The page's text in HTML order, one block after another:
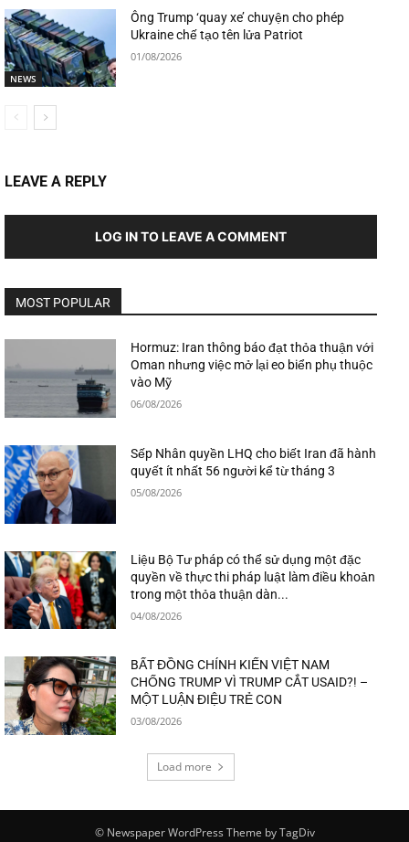
NEWS
Ông Trump ‘quay xe’ chuyện cho phép
Ukraine chế tạo tên lửa Patriot
01/08/2026
LEAVE A REPLY
LOG IN TO LEAVE A COMMENT
MOST POPULAR
Hormuz: Iran thông báo đạt thỏa thuận với
Oman nhưng việc mở lại eo biển phụ thuộc
vào Mỹ
06/08/2026
Sếp Nhân quyền LHQ cho biết Iran đã hành
quyết ít nhất 56 người kể từ tháng 3
05/08/2026
Liệu Bộ Tư pháp có thể sử dụng một đặc
quyền về thực thi pháp luật làm điều khoản
trong một thỏa thuận dàn...
04/08/2026
BẤT ĐỒNG CHÍNH KIẾN VIỆT NAM
CHỐNG TRUMP VÌ TRUMP CẮT USAID?! –
MỘT LUẬN ĐIỆU TRẺ CON
03/08/2026
Load more
© Newspaper WordPress Theme by TagDiv